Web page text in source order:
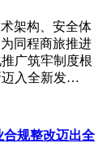
架构、安全体
同程商旅推进
广筑牢制度根
迈入全新发…
合规整改迈出全